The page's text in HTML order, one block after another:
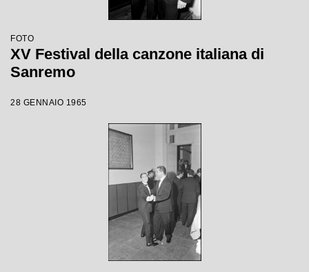
FOTO
XV Festival della canzone italiana di
Sanremo
28 GENNAIO 1965